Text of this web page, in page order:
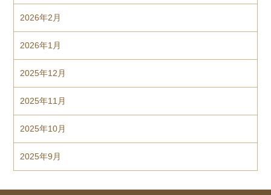
2026年2月
2026年1月
2025年12月
2025年11月
2025年10月
2025年9月